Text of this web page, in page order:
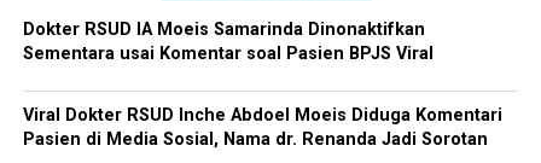
Dokter RSUD IA Moeis Samarinda Dinonaktifkan
Sementara usai Komentar soal Pasien BPJS Viral
Viral Dokter RSUD Inche Abdoel Moeis Diduga Komentari
Pasien di Media Sosial, Nama dr. Renanda Jadi Sorotan